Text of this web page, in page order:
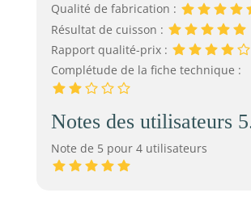
Qualité de fabrication :
Résultat de cuisson :
Rapport qualité-prix :
Complétude de la fiche technique :
Notes des utilisateurs
Note de 5 pour 4 utilisateurs